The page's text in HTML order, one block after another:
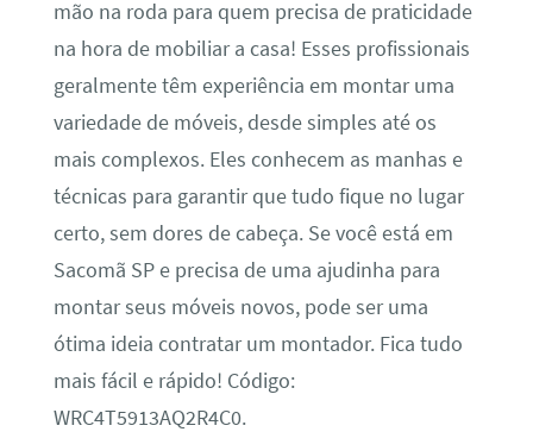
mão na roda para quem precisa de praticidade
na hora de mobiliar a casa! Esses profissionais
geralmente têm experiência em montar uma
variedade de móveis, desde simples até os
mais complexos. Eles conhecem as manhas e
técnicas para garantir que tudo fique no lugar
certo, sem dores de cabeça. Se você está em
Sacomã SP e precisa de uma ajudinha para
montar seus móveis novos, pode ser uma
ótima ideia contratar um montador. Fica tudo
mais fácil e rápido! Código:
WRC4T5913AQ2R4C0.